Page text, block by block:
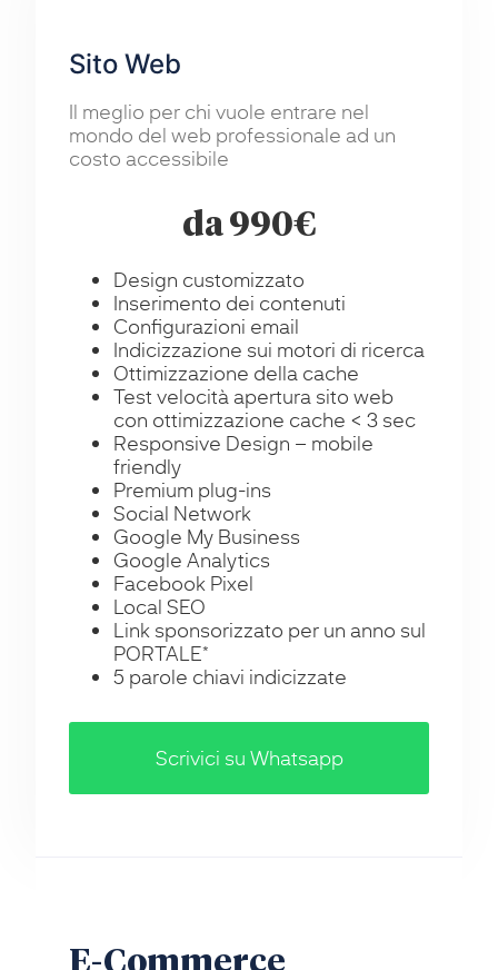
Sito Web
Il meglio per chi vuole entrare nel
mondo del web professionale ad un
costo accessibile
da 990€
Design customizzato
Inserimento dei contenuti
Configurazioni email
Indicizzazione sui motori di ricerca
Ottimizzazione della cache
Test velocità apertura sito web
con ottimizzazione cache < 3 sec
Responsive Design – mobile
friendly
Premium plug-ins
Social Network
Google My Business
Google Analytics
Facebook Pixel
Local SEO
Link sponsorizzato per un anno sul
PORTALE*
5 parole chiavi indicizzate
Scrivici su Whatsapp